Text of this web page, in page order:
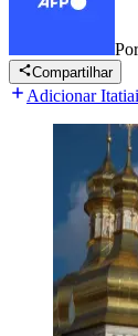
Por
Compartilhar
Adicionar